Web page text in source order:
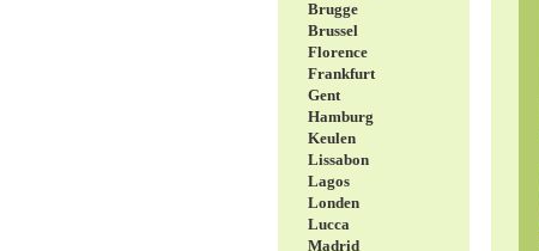
Brugge
Brussel
Florence
Frankfurt
Gent
Hamburg
Keulen
Lissabon
Lagos
Londen
Lucca
Madrid